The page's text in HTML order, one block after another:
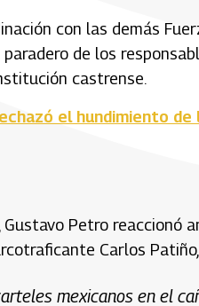
con las demás
de los
castrense.
el hundimiento
Gustavo Petro
Carlos
mexicanos en el